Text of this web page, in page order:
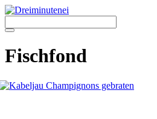
Zum
springen
Menü
Fischfond